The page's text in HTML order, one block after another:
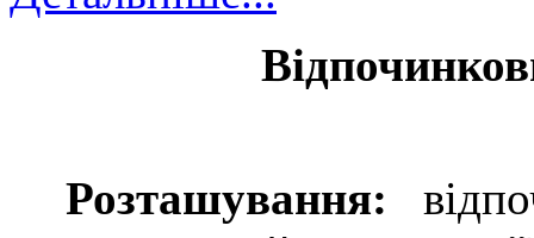
Розташування: в